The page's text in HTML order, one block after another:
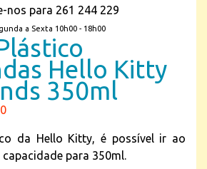
nos para 261 244 229
a Sexta 10h00 - 18h00
Hello Kitty
350ml
da Hello Kitty, é possível ir ao
para 350ml.